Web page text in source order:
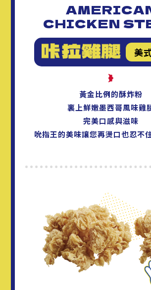
CHICKEN
美
黃金比例的酥炸粉
裏上鮮嫩墨西哥風味雞
完美口感與滋味
吮指王的美味讓您再燙口也忍不